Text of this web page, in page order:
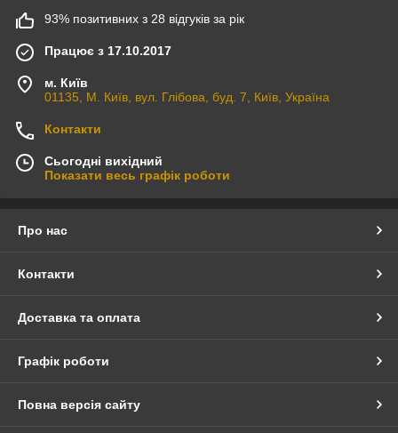
93% позитивних з 28 відгуків за рік
Працює з 17.10.2017
м. Київ
01135, М. Київ, вул. Глібова, буд. 7, Київ, Україна
Контакти
Сьогодні вихідний
Показати весь графік роботи
Про нас
Контакти
Доставка та оплата
Графік роботи
Повна версія сайту